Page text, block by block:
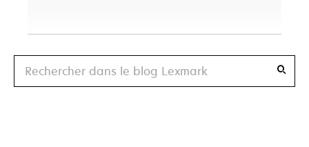
Recherche